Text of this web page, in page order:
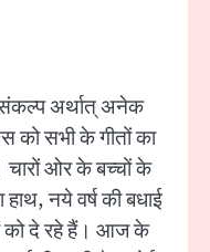
संकल्प अर्थात् अनेक
को सभी के गीतों का
चारों ओर के बच्चों के
नये वर्ष की बधाई
को दे रहे हैं। आज के